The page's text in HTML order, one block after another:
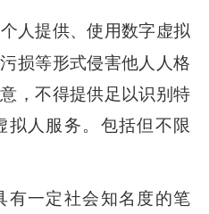
人提供、使用数字虚拟
损等形式侵害他人人格
，不得提供足以识别特
拟人服务。包括但不限
有一定社会知名度的笔